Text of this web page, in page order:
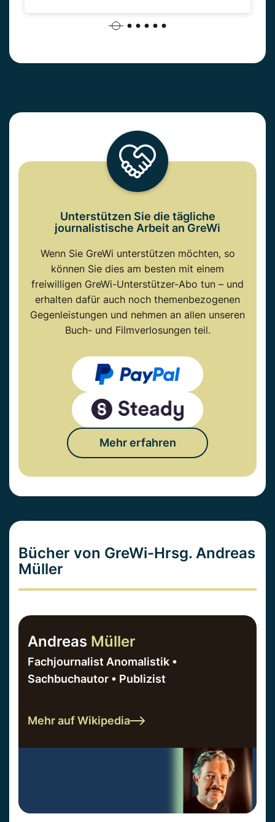
Unterstützen Sie die tägliche
journalistische Arbeit an GreWi
Wenn Sie GreWi unterstützen möchten, so
können Sie dies am besten mit einem
freiwilligen GreWi-Unterstützer-Abo tun – und
erhalten dafür auch noch themenbezogenen
Gegenleistungen und nehmen an allen unseren
Buch- und Filmverlosungen teil.
Mehr erfahren
Bücher von GreWi-Hrsg. Andreas
Müller
Andreas Müller
Fachjournalist Anomalistik •
Sachbuchautor • Publizist
Mehr auf Wikipedia